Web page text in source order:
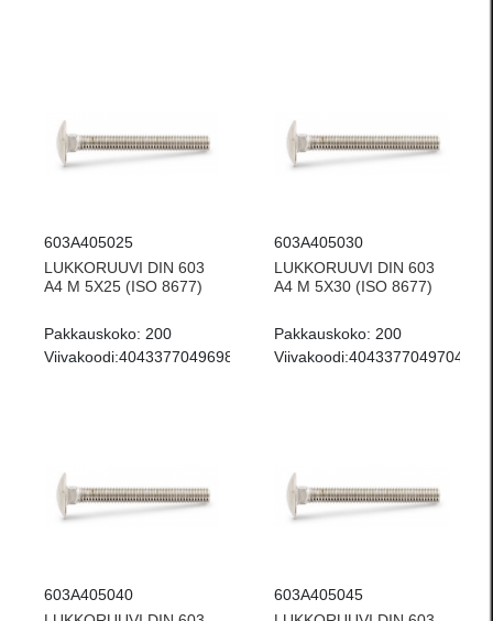
603A405025
LUKKORUUVI DIN 603
A4 M 5X25 (ISO 8677)
Pakkauskoko: 200
Viivakoodi:4043377049698
603A405030
LUKKORUUVI DIN 603
A4 M 5X30 (ISO 8677)
Pakkauskoko: 200
Viivakoodi:4043377049704
603A405040
603A405045